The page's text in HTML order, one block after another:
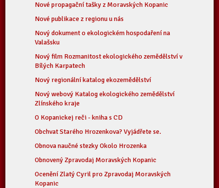
Nové propagační tašky z Moravských Kopanic
Nové publikace z regionu u nás
Nový dokument o ekologickém hospodaření na
Valašsku
Nový film Rozmanitost ekologického zemědělství v
Bílých Karpatech
Nový regionální katalog ekozemědělství
Nový webový Katalog ekologického zemědělství
Zlínského kraje
O Kopanickej reči - kniha s CD
Obchvat Starého Hrozenkova? Vyjádřete se.
Obnova naučné stezky Okolo Hrozenka
Obnovený Zpravodaj Moravských Kopanic
Ocenění Zlatý Cyril pro Zpravodaj Moravských
Kopanic